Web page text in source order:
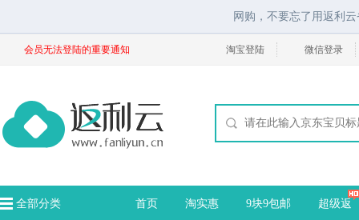
网购，不要忘了用返利
会员无法登陆的重要通知 淘宝登陆 微信登录
全部分类 首页 淘实惠 9块9包邮 超级返